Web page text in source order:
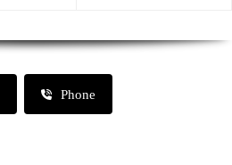
Phone